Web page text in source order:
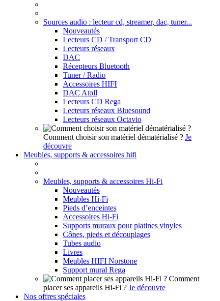
Sources audio : lecteur cd, streamer, dac, tuner...
Nouveautés
Lecteurs CD / Transport CD
Lecteurs réseaux
DAC
Récepteurs Bluetooth
Tuner / Radio
Accessoires HIFI
DAC Atoll
Lecteurs CD Rega
Lecteurs réseaux Bluesound
Lecteurs réseaux Octavio
Comment choisir son matériel dématérialisé ? Je
découvre
Meubles, supports & accessoires hifi
Meubles, supports & accessoires Hi-Fi
Nouveautés
Meubles Hi-Fi
Pieds d’enceintes
Accessoires Hi-Fi
Supports muraux pour platines vinyles
Cônes, pieds et découplages
Tubes audio
Livres
Meubles HIFI Norstone
Support mural Rega
Comment
placer ses appareils Hi-Fi ? Je découvre
Nos offres spéciales